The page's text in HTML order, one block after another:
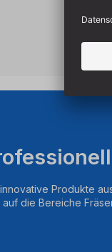
Produkte
die Bereiche